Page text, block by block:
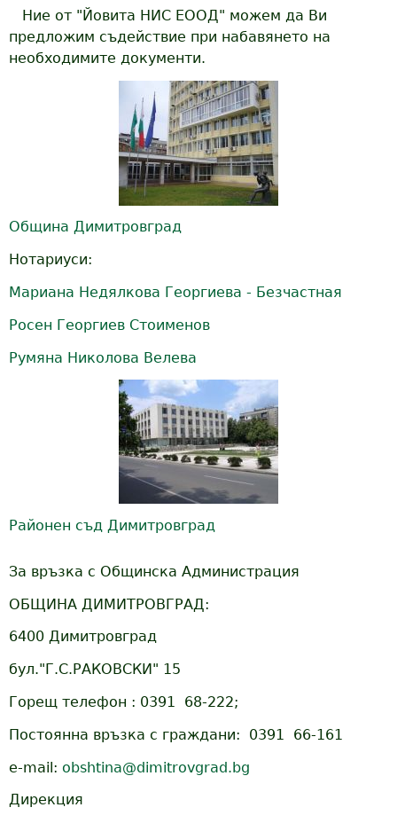
Ние от "Йовита НИС ЕООД" можем да Ви
предложим съдействие при набавянето на
необходимите документи.
Община Димитровград
Нотариуси:
Мариана Недялкова Георгиева - Безчастная
Росен Георгиев Стоименов
Румяна Николова Велева
Районен съд Димитровград
За връзка с Общинска Администрация
ОБЩИНА ДИМИТРОВГРАД:
6400 Димитровград
бул."Г.С.РАКОВСКИ" 15
Горещ телефон : 0391 68-222;
Постоянна връзка с граждани: 0391 66-161
e-mail: obshtina@dimitrovgrad.bg
Дирекция